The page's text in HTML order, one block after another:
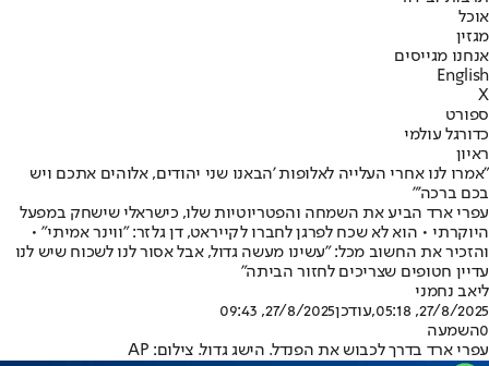
אוכל
מגזין
אנחנו מגייסים
English
X
ספורט
כדורגל עולמי
ראיון
"אמרו לנו אחרי העלייה לאלופות 'הבאנו שני יהודים, אלוהים אתכם ויש
בכם ברכה'"
עפרי ארד הביע את השמחה והפטריוטיות שלו, כישראלי שישחק במפעל
היוקרתי • הוא לא שכח לפרגן לחברו לקייראט, דן גלזר: "ווינר אמיתי" •
והזכיר את החשוב מכל: "עשינו מעשה גדול, אבל אסור לנו לשכוח שיש לנו
עדיין חטופים שצריכים לחזור הביתה"
ליאב נחמני
27/8/2025, 05:18
,עודכן27/8/2025, 09:43
0השמעה
עפרי ארד בדרך לכבוש את הפנדל. הישג גדול. צילום: AP